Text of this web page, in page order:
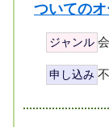
ついての
ジャンル
申し込み